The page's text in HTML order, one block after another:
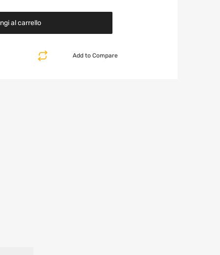
al carrello
Add to Compare